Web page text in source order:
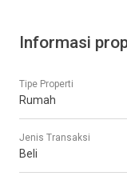
Informasi
Tipe Properti
Rumah
Jenis Transaksi
Beli